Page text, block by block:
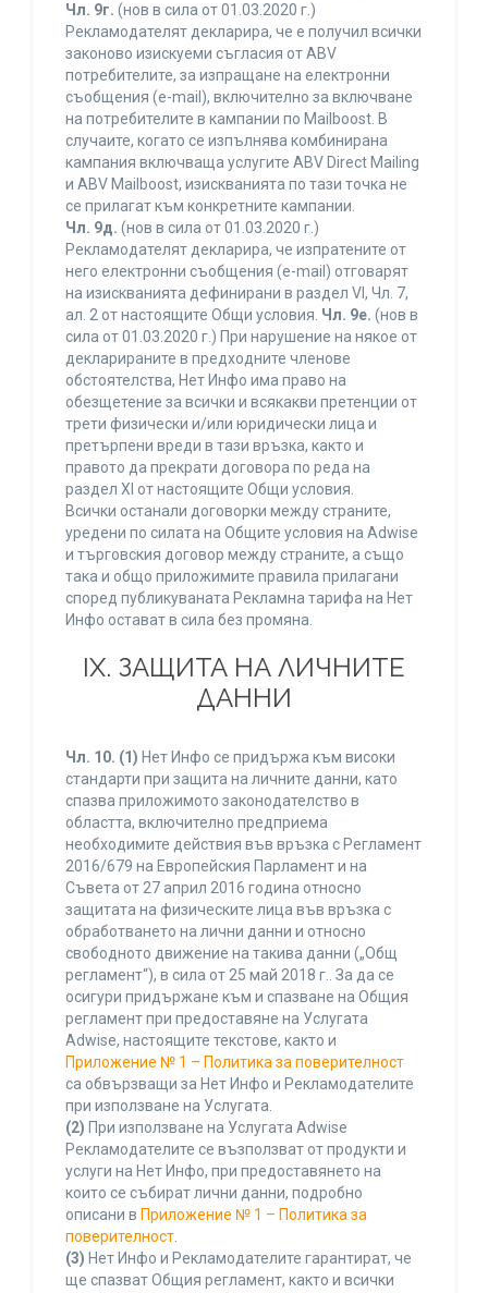
Чл. 9г. (нов в сила от 01.03.2020 г.)
Рекламодателят декларира, че е получил всички
законово изискуеми съгласия от ABV
потребителите, за изпращане на електронни
съобщения (e-mail), включително за включване
на потребителите в кампании по Mailboost. В
случаите, когато се изпълнява комбинирана
кампания включваща услугите ABV Direct Mailing
и ABV Mailboost, изискванията по тази точка не
се прилагат към конкретните кампании.
Чл. 9д. (нов в сила от 01.03.2020 г.)
Рекламодателят декларира, че изпратените от
него електронни съобщения (e-mail) отговарят
на изискванията дефинирани в раздел VI, Чл. 7,
ал. 2 от настоящите Общи условия. Чл. 9е. (нов в
сила от 01.03.2020 г.) При нарушение на някое от
декларираните в предходните членове
обстоятелства, Нет Инфо има право на
обезщетение за всички и всякакви претенции от
трети физически и/или юридически лица и
претърпени вреди в тази връзка, както и
правото да прекрати договора по реда на
раздел XI от настоящите Общи условия.
Всички останали договорки между страните,
уредени по силата на Общите условия на Adwise
и търговския договор между страните, а също
така и общо приложимите правила прилагани
според публикуваната Рекламна тарифа на Нет
Инфо остават в сила без промяна.
IХ. ЗАЩИТА НА ЛИЧНИТЕ
ДАННИ
Чл. 10. (1) Нет Инфо се придържа към високи
стандарти при защита на личните данни, като
спазва приложимото законодателство в
областта, включително предприема
необходимите действия във връзка с Регламент
2016/679 на Европейския Парламент и на
Съвета от 27 април 2016 година относно
защитата на физическите лица във връзка с
обработването на лични данни и относно
свободното движение на такива данни („Общ
регламент“), в сила от 25 май 2018 г.. За да се
осигури придържане към и спазване на Общия
регламент при предоставяне на Услугата
Adwise, настоящите текстове, както и
Приложение № 1 – Политика за поверителност
са обвързващи за Нет Инфо и Рекламодателите
при използване на Услугата.
(2) При използване на Услугата Adwise
Рекламодателите се възползват от продукти и
услуги на Нет Инфо, при предоставянето на
които се събират лични данни, подробно
описани в Приложение № 1 – Политика за
поверителност.
(3) Нет Инфо и Рекламодателите гарантират, че
ще спазват Общия регламент, както и всички